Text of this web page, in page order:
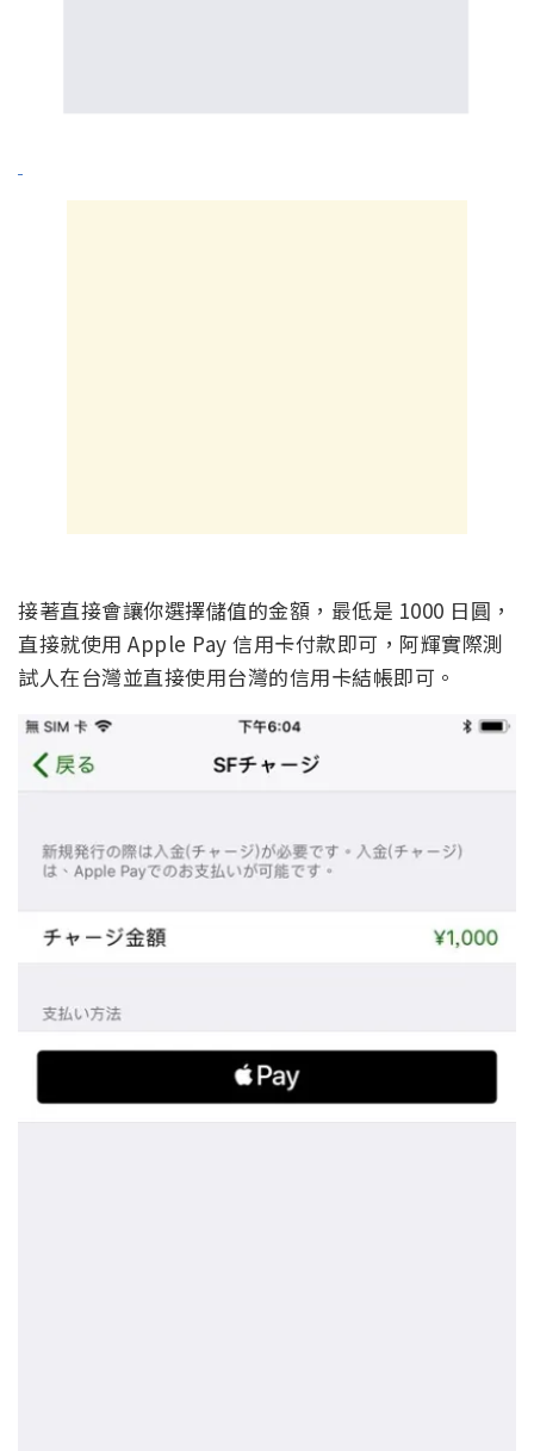
接著直接會讓你選擇儲值的金額，最低是 1000 日圓，
直接就使用 Apple Pay 信用卡付款即可，阿輝實際測
試人在台灣並直接使用台灣的信用卡結帳即可。